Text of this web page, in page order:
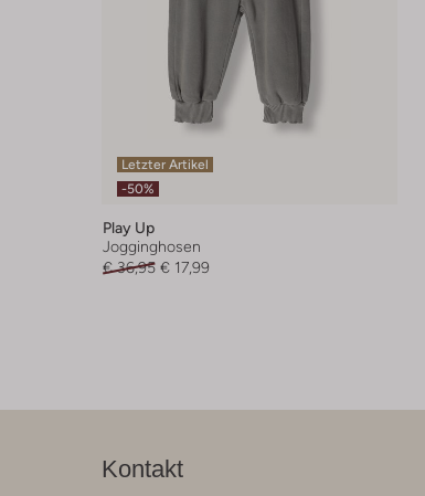
Letzter Artikel
-50%
Play Up
Jogginghosen
€ 36,95 € 17,99
Kontakt